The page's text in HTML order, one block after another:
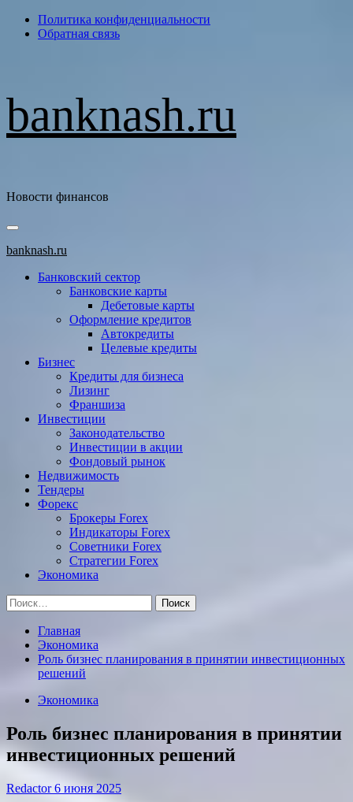
ПерейтиПолитика конфиденциальности
Обратная связь
banknash.ru
Новости финансов
Основное
меню
banknash.ru
Банковский сектор
Банковские карты
Дебетовые карты
Оформление кредитов
Автокредиты
Целевые кредиты
Бизнес
Кредиты для бизнеса
Лизинг
Франшиза
Инвестиции
Законодательство
Инвестиции в акции
Фондовый рынок
Недвижимость
Тендеры
Форекс
Брокеры Forex
Индикаторы Forex
Советники Forex
Стратегии Forex
Экономика
Найти:
Главная
Экономика
Роль бизнес планирования в принятии инвестиционных
решений
Экономика
Роль бизнес планирования в принятии
инвестиционных решений
Redactor6 июня 2025